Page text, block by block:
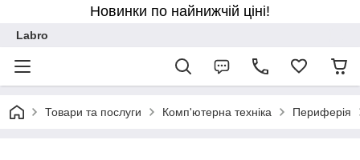
Новинки по найнижчій ціні!
Labro
Товари та послуги Комп'ютерна техніка Периферія